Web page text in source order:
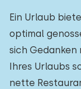
Ein Urlaub
optimal
sich Gedanken
Ihres Urlaubs
nette